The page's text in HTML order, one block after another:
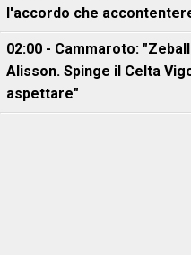
l'accordo che
02:00 - Cammaroto:
Alisson. Spinge il Celta
aspettare"